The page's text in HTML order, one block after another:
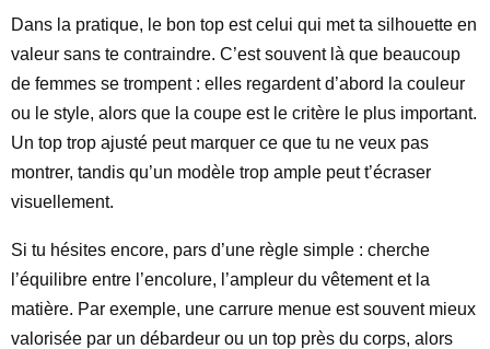
Dans la pratique, le bon top est celui qui met ta silhouette en
valeur sans te contraindre. C’est souvent là que beaucoup
de femmes se trompent : elles regardent d’abord la couleur
ou le style, alors que la coupe est le critère le plus important.
Un top trop ajusté peut marquer ce que tu ne veux pas
montrer, tandis qu’un modèle trop ample peut t’écraser
visuellement.
Si tu hésites encore, pars d’une règle simple : cherche
l’équilibre entre l’encolure, l’ampleur du vêtement et la
matière. Par exemple, une carrure menue est souvent mieux
valorisée par un débardeur ou un top près du corps, alors